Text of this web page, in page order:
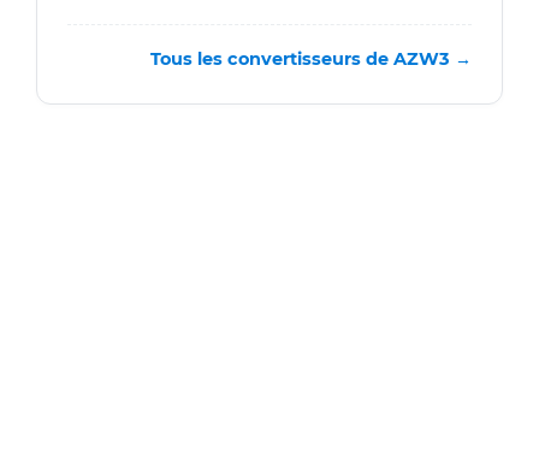
Tous les convertisseurs de AZW3 →